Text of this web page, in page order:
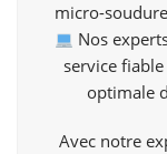
micro-
Nos
service
optimale
Avec notre